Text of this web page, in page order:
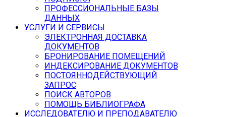
ПРОФЕССИОНАЛЬНЫЕ БАЗЫ
ДАННЫХ
УСЛУГИ И СЕРВИСЫ
ЭЛЕКТРОННАЯ ДОСТАВКА
ДОКУМЕНТОВ
БРОНИРОВАНИЕ ПОМЕЩЕНИЙ
ИНДЕКСИРОВАНИЕ ДОКУМЕНТОВ
ПОСТОЯННОДЕЙСТВУЮЩИЙ
ЗАПРОС
ПОИСК АВТОРОВ
ПОМОЩЬ БИБЛИОГРАФА
ИССЛЕДОВАТЕЛЮ И ПРЕПОДАВАТЕЛЮ